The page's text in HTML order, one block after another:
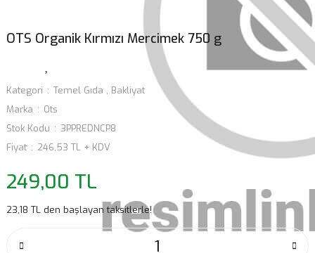
OTS Organik Kırmızı Mercimek 750 g
Kategori Temel Gıda , Bakliyat
Marka
Ots
Stok Kodu
3PPREDNCP8
Fiyat
246,53 TL + KDV
249,00 TL
23,18 TL den başlayan taksitlerle!